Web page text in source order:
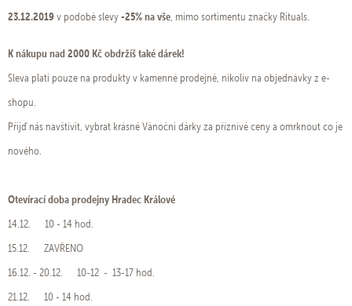
23.12.2019v podobě slevy-25% na vše, mimo sortimentu značky Rituals.
K nákupu nad 2000 Kč obdržíš také dárek!
Sleva platí pouze na produkty v kamenné prodejně, nikoliv na objednávky z e-
shopu.
Přijď nás navštívit, vybrat krásné Vánoční dárky za příznivé ceny a omrknout co je
nového.
Otevírací doba prodejny Hradec Králové
14.12. 10 - 14 hod.
15.12. ZAVŘENO
16.12. - 20.12. 10-12 - 13-17 hod.
21.12. 10 - 14 hod.